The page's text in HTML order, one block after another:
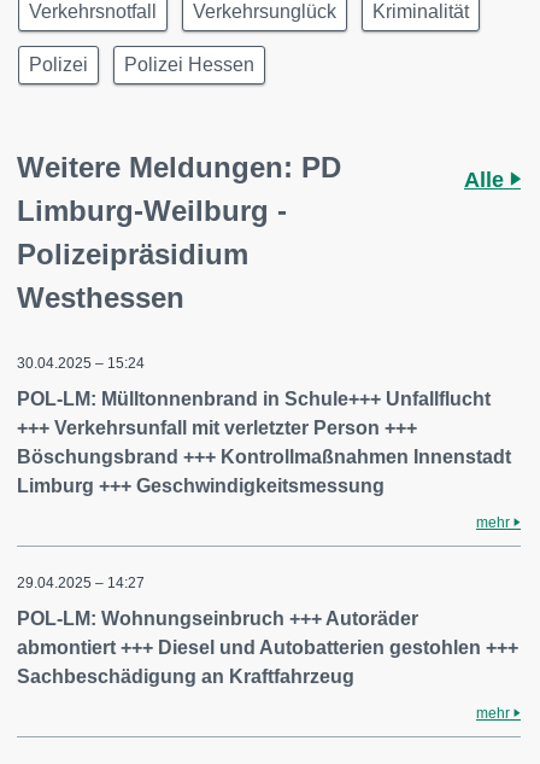
Verkehrsnotfall Verkehrsunglück Kriminalität
Polizei Polizei Hessen
Weitere Meldungen: PD
Limburg-Weilburg -
Polizeipräsidium
Westhessen
Alle
30.04.2025 – 15:24
POL-LM: Mülltonnenbrand in Schule+++ Unfallflucht
+++ Verkehrsunfall mit verletzter Person +++
Böschungsbrand +++ Kontrollmaßnahmen Innenstadt
Limburg +++ Geschwindigkeitsmessung
mehr
29.04.2025 – 14:27
POL-LM: Wohnungseinbruch +++ Autoräder
abmontiert +++ Diesel und Autobatterien gestohlen +++
Sachbeschädigung an Kraftfahrzeug
mehr